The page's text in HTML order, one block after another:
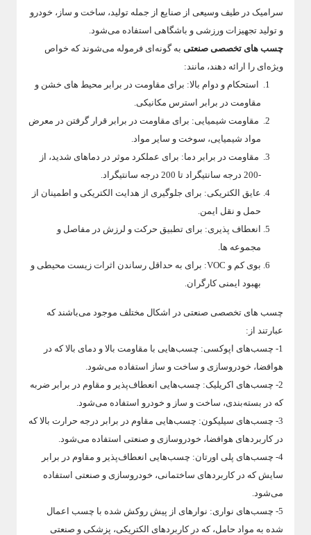
سرامیک در طیف وسیعی از صنایع از جمله تولید، ساخت و ساز، خودرو
و تولید تجهیزات ورزشی و باشگاهی استفاده می‌شود.
چسب های تخصصی صنعتی به گونه‌ای فرموله می‌شوند که خواص
ویژه‌ای را ارائه دهند، مانند:
استحکام و دوام بالا: برای مقاومت در برابر محیط های خشن و
مقاومت در برابر استرس مکانیکی.
مقاومت شیمیایی: برای مقاومت در برابر قرار گرفتن در معرض
مواد شیمیایی، سوخت و سایر مواد.
مقاومت در برابر دما: برای عملکرد موثر در دماهای شدید، از
-200 درجه سانتیگراد تا 200 درجه سانتیگراد.
عایق الکتریکی: برای جلوگیری از هدایت الکتریکی و اطمینان از
حمل و نقل ایمن.
انعطاف پذیری: برای تطبیق حرکت و لرزش در مفاصل و
مجموعه ها.
بوی کم و VOC: برای به حداقل رساندن اثرات زیست محیطی و
بهبود ایمنی کارگران.
چسب های تخصصی صنعتی در اشکال مختلف موجود می‌باشند که
عبارتند از:
1- چسب‌های اپوکسی: چسب‌هایی با مقاومت بالا و دمای بالا که در
هوافضا، خودروسازی و ساخت و ساز استفاده می‌شود.
2- چسب‌های اکریلیک: چسب‌هایی انعطاف‌پذیر و مقاوم در برابر ضربه
که در بسته‌بندی، ساخت و ساز و خودرو استفاده می‌شود.
3- چسب‌های سیلیکون: چسب‌هایی مقاوم در برابر درجه حرارت بالا که
در کاربردهای هوافضا، خودروسازی و صنعتی استفاده می‌شود.
4- چسب‌های پلی اورتان: چسب‌هایی انعطاف‌پذیر و مقاوم در برابر
سایش که در کاربردهای ساختمانی، خودروسازی و صنعتی استفاده
می‌شود.
5- چسب‌های نواری: نوارهای از پیش روکش شده با چسب اعمال
شده به مواد حامل، که در کاربردهای الکتریکی، پزشکی و صنعتی